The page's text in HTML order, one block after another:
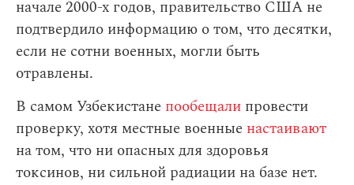
начале 2000-х годов, правительство США не
подтвердило информацию о том, что десятки,
если не сотни военных, могли быть
отравлены.
В самом Узбекистане пообещали провести
проверку, хотя местные военные настаивают
на том, что ни опасных для здоровья
токсинов, ни сильной радиации на базе нет.